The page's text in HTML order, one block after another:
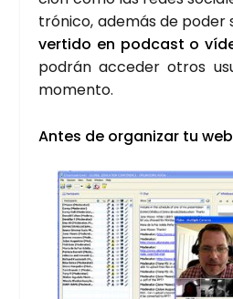
tró­ni­co, ade­más de poder
ver­ti­do en pod­cast o
podrán acce­der otros
momen­to.
Antes de orga­ni­zar tu